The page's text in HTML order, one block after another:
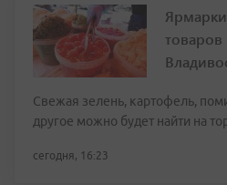
товаров
Свежая зелень, картофель,
другое можно будет найти на
сегодня, 16:23